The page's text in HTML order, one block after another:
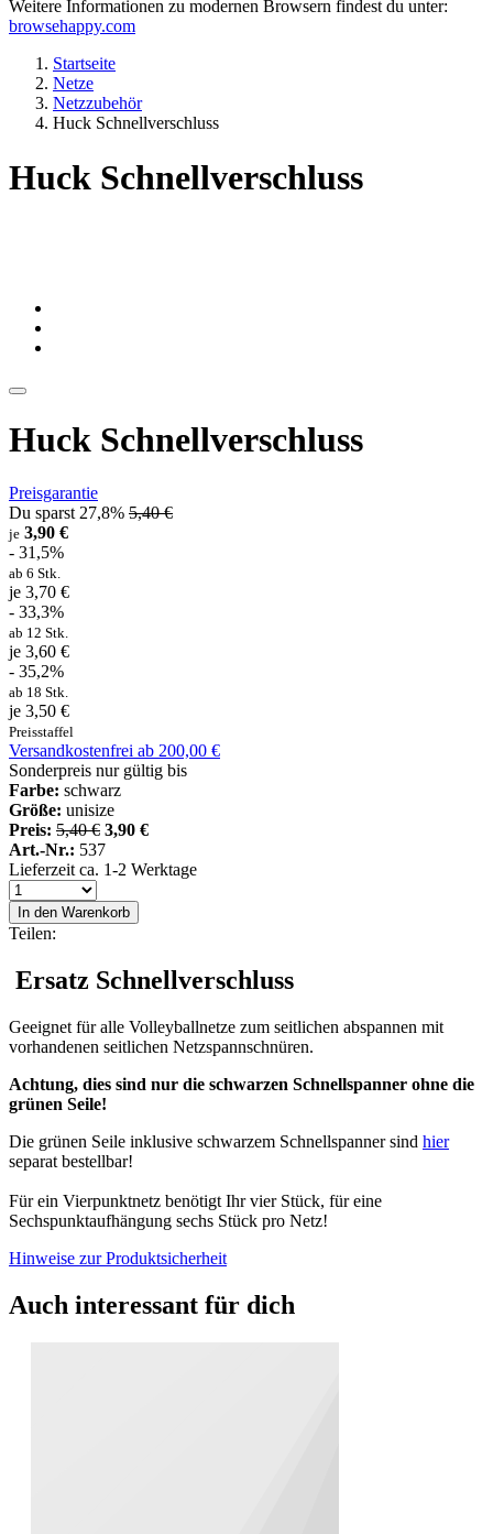
Weitere Informationen zu modernen Browsern findest du unter:
browsehappy.com
Startseite
Netze
Netzzubehör
Huck Schnellverschluss
Huck Schnellverschluss
Huck Schnellverschluss
Preisgarantie
Du sparst 27,8% 5,40 €
je 3,90 €
- 31,5%
ab 6 Stk.
je 3,70 €
- 33,3%
ab 12 Stk.
je 3,60 €
- 35,2%
ab 18 Stk.
je 3,50 €
Preisstaffel
Versandkostenfrei ab 200,00 €
Sonderpreis nur gültig bis
Farbe: schwarz
Größe: unisize
Preis: 5,40 € 3,90 €
Art.-Nr.: 537
Lieferzeit ca. 1-2 Werktage
In den Warenkorb
Teilen:
Ersatz Schnellverschluss
Geeignet für alle Volleyballnetze zum seitlichen abspannen mit
vorhandenen seitlichen Netzspannschnüren.
Achtung, dies sind nur die schwarzen Schnellspanner ohne die
grünen Seile!
Die grünen Seile inklusive schwarzem Schnellspanner sind hier
separat bestellbar!
Für ein Vierpunktnetz benötigt Ihr vier Stück, für eine
Sechspunktaufhängung sechs Stück pro Netz!
Hinweise zur Produktsicherheit
Auch interessant für dich